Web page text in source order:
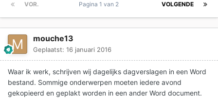
VOR. VOLGENDE
Pagina 1 van 2
mouche13
Geplaatst: 16 januari 2016
Waar ik werk, schrijven wij dagelijks dagverslagen in een Word
bestand. Sommige onderwerpen moeten iedere avond
gekopieerd en geplakt worden in een ander Word document.